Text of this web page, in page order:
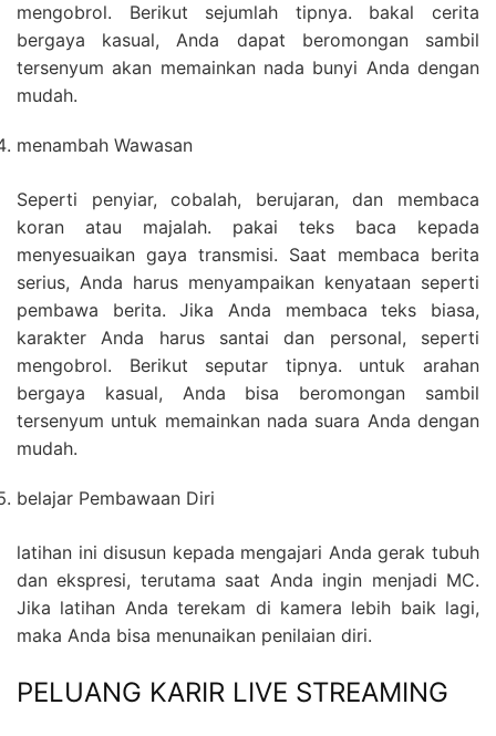
mengobrol. Berikut sejumlah tipnya. bakal cerita
bergaya kasual, Anda dapat beromongan sambil
tersenyum akan memainkan nada bunyi Anda dengan
mudah.
menambah Wawasan
Seperti penyiar, cobalah, berujaran, dan membaca
koran atau majalah. pakai teks baca kepada
menyesuaikan gaya transmisi. Saat membaca berita
serius, Anda harus menyampaikan kenyataan seperti
pembawa berita. Jika Anda membaca teks biasa,
karakter Anda harus santai dan personal, seperti
mengobrol. Berikut seputar tipnya. untuk arahan
bergaya kasual, Anda bisa beromongan sambil
tersenyum untuk memainkan nada suara Anda dengan
mudah.
belajar Pembawaan Diri
latihan ini disusun kepada mengajari Anda gerak tubuh
dan ekspresi, terutama saat Anda ingin menjadi MC.
Jika latihan Anda terekam di kamera lebih baik lagi,
maka Anda bisa menunaikan penilaian diri.
PELUANG KARIR LIVE STREAMING